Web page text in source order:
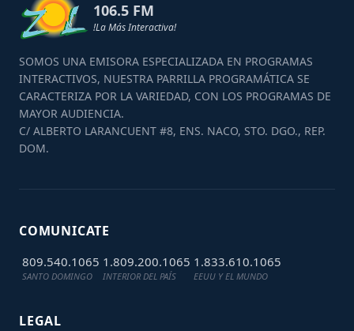
106.5 FM
!La Más Interactiva!
SOMOS UNA EMISORA ESPECIALIZADA EN PROGRAMAS
INTERACTIVOS, NUESTRA PARRILLA PROGRAMÁTICA SE
CARACTERIZA POR LA VARIEDAD, CON LOS PROGRAMAS DE
MAYOR AUDIENCIA.
C/ ALBERTO LARANCUENT #8, ENS. NACO, STO. DGO., REP.
DOM.
COMUNICATE
809.540.1065
SANTO DOMINGO
1.809.200.1065
INTERIOR DEL PAÍS
1.833.610.1065
EEUU Y EL MUNDO
LEGAL